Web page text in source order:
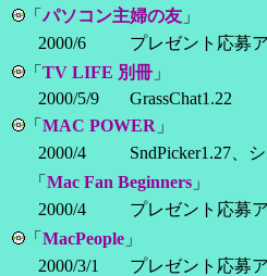
「パソコン主婦の友 」
2000/6
プレゼント応募
「 TV LIFE 別冊 」
2000/5/9
GrassChat1.22
「 MAC POWER 」
2000/4
SndPicker1.27、
「 Mac Fan Beginners 」
2000/4
プレゼント応募
「 MacPeople 」
2000/3/1
プレゼント応募